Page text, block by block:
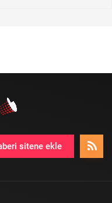
sitene ekle